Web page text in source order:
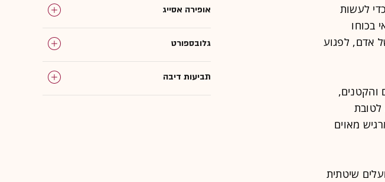
לעשות
בכוחו
אדם, לפגוע
והקטנים,
לטובת
מאוים
שיטתית
אופירה אסייג
גלובספורט
תביעות דיבה